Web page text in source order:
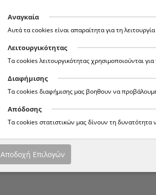
Αναγκαία
Αυτά τα cookies είναι απαραίτητα για τη
Λειτουργικότητας
Τα cookies λειτουργικότητας χρησιμοποιούνται
Διαφήμισης
Τα cookies διαφήμισης μας βοηθουν να
Απόδοσης
Τα cookies στατιστικών μας δίνουν τη
Αποδοχή Επιλογών